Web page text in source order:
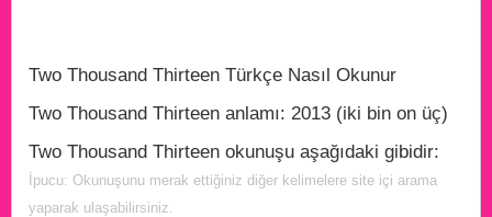
Two Thousand Thirteen Türkçe Nasıl Okunur
Two Thousand Thirteen anlamı: 2013 (iki bin on üç)
Two Thousand Thirteen okunuşu aşağıdaki gibidir:
İpucu: Okunuşunu merak ettiğiniz diğer kelimelere site içi arama
yaparak ulaşabilirsiniz.